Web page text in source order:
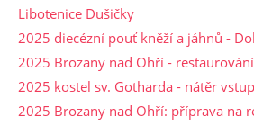
Libotenice Dušičky
2025 diecézní pouť kněží a jáhnů -
2025 Brozany nad Ohří -
2025 kostel sv. Gotharda - nátěr
2025 Brozany nad Ohří: příprava na